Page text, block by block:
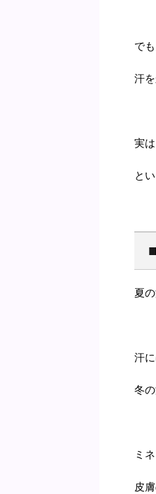
で
汗
実
と
夏
汗
冬
ミ
皮